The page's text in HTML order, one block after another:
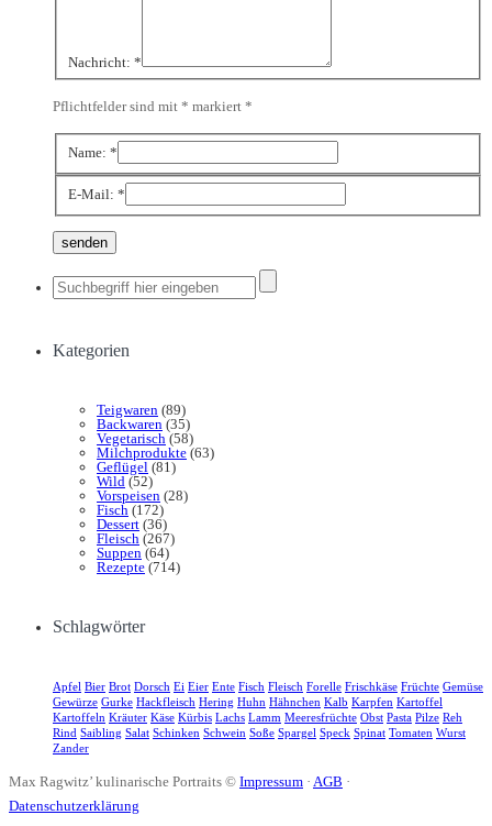
Nachricht: *
Pflichtfelder sind mit * markiert *
Name: *
E-Mail: *
Kategorien
Teigwaren (89)
Backwaren (35)
Vegetarisch (58)
Milchprodukte (63)
Geflügel (81)
Wild (52)
Vorspeisen (28)
Fisch (172)
Dessert (36)
Fleisch (267)
Suppen (64)
Rezepte (714)
Schlagwörter
Apfel Bier Brot Dorsch Ei Eier Ente Fisch Fleisch Forelle Frischkäse Früchte Gemüse
Gewürze Gurke Hackfleisch Hering Huhn Hähnchen Kalb Karpfen Kartoffel
Kartoffeln Kräuter Käse Kürbis Lachs Lamm Meeresfrüchte Obst Pasta Pilze Reh
Rind Saibling Salat Schinken Schwein Soße Spargel Speck Spinat Tomaten Wurst
Zander
Max Ragwitz’ kulinarische Portraits © Impressum · AGB ·
Datenschutzerklärung